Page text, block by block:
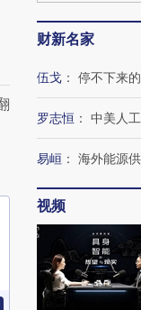
财新名家
伍戈 ： 停不下来
罗志恒 ： 中美人
易峘 ： 海外能源
视频